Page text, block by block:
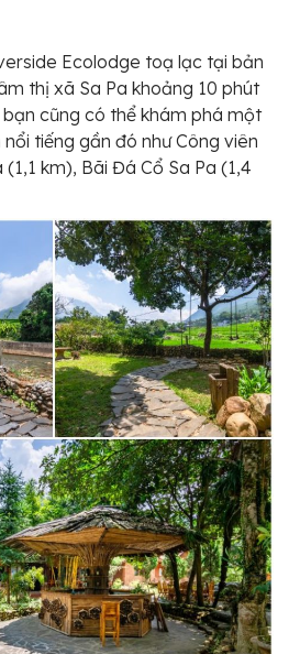
Ecolodge toạ lạc tại bản
thị xã Sa Pa khoảng 10 phút
cũng có thể khám phá một
tiếng gần đó như Công viên
km), Bãi Đá Cổ Sa Pa (1,4